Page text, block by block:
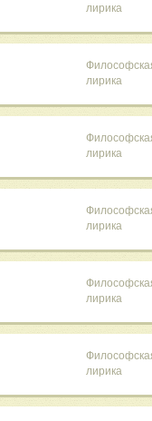
лирика
лирика
лирика
лирика
лирика
лирика